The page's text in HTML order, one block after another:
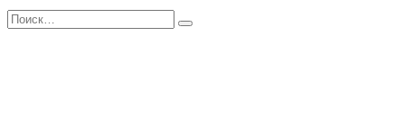
Перейти
к
Search
for: